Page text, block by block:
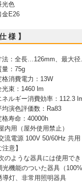
光色
金E26
様 】
法：全長…126mm、最大
量：75g
格消費電力：13W
光束：1460 lm
ネルギー消費効率：112.3
均演色評価数：Ra83
格寿命：40000h
内用（屋外使用禁止）
流電源 100V 50/60Hz 共用
注意】
のような器具には使用で
光機能のついた器具（
導灯、非常用照明器具